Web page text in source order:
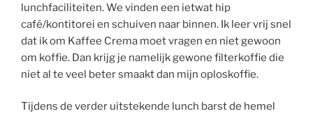
lunchfaciliteiten. We vinden een ietwat hip
café/kontitorei en schuiven naar binnen. Ik leer vrij snel
dat ik om Kaffee Crema moet vragen en niet gewoon
om koffie. Dan krijg je namelijk gewone filterkoffie die
niet al te veel beter smaakt dan mijn oploskoffie.
Tijdens de verder uitstekende lunch barst de hemel